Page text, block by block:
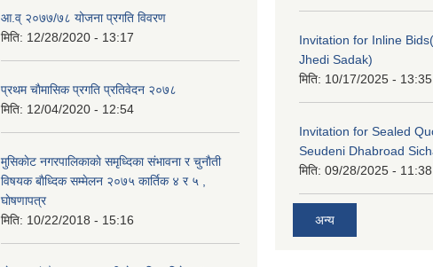
आ.व् २०७७/७८ योजना प्रगति विवरण
मिति: 12/28/2020 - 13:17
प्रथम चाैमासिक प्रगति प्रतिवेदन २०७८
मिति: 12/04/2020 - 12:54
मुसिकाेट नगरपालिकाकाे समृध्दिका संभावना र चुनाैती
विषयक बाैध्दिक सम्मेलन २०७५ कार्तिक ४ र ५ ,
घाेषणापत्र
मिति: 10/22/2018 - 15:16
Invitation for Inline
Jhedi Sadak)
मिति: 10/17/2025 - 13:35
Invitation for Sealed
Seudeni Dhabroad
मिति: 09/28/2025 - 11:38
अन्य